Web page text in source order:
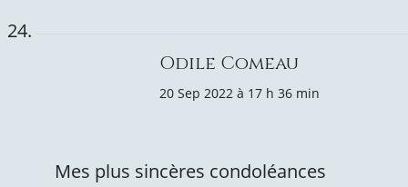
Odile Comeau
20 Sep 2022 à 17 h 36 min
Mes plus sincères condoléances